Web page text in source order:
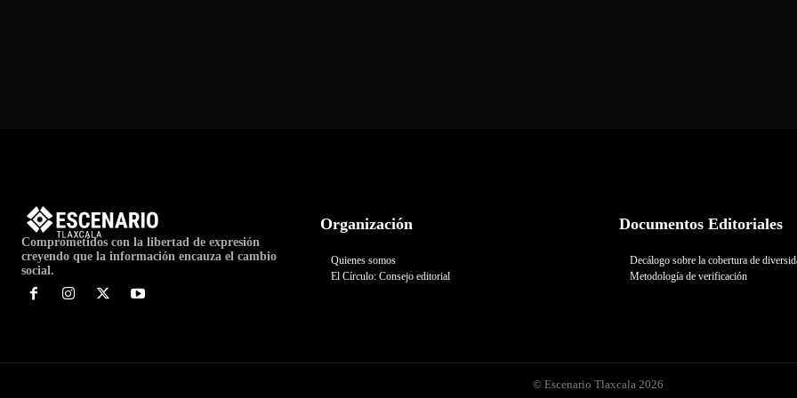
Comprometidos con la libertad de expresión
creyendo que la información encauza el cambio
social.
Organización
Quienes somos
El Círculo: Consejo editorial
Documentos Editoriales
Decálogo sobre la cobertura de
Metodología de verificación
© Escenario Tlaxcala 2026